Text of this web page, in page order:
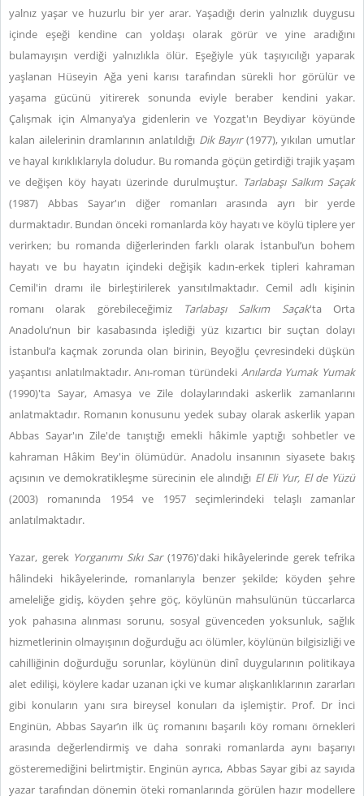
yalnız yaşar ve huzurlu bir yer arar. Yaşadığı derin yalnızlık duygusu
içinde eşeği kendine can yoldaşı olarak görür ve yine aradığını
bulamayışın verdiği yalnızlıkla ölür. Eşeğiyle yük taşıyıcılığı yaparak
yaşlanan Hüseyin Ağa yeni karısı tarafından sürekli hor görülür ve
yaşama gücünü yitirerek sonunda eviyle beraber kendini yakar.
Çalışmak için Almanya’ya gidenlerin ve Yozgat'ın Beydiyar köyünde
kalan ailelerinin dramlarının anlatıldığı Dik Bayır(1977), yıkılan umutlar
ve hayal kırıklıklarıyla doludur. Bu romanda göçün getirdiği trajik yaşam
ve değişen köy hayatı üzerinde durulmuştur. Tarlabaşı Salkım Saçak
(1987) Abbas Sayar'ın diğer romanları arasında ayrı bir yerde
durmaktadır. Bundan önceki romanlarda köy hayatı ve köylü tiplere yer
verirken; bu romanda diğerlerinden farklı olarak İstanbul’un bohem
hayatı ve bu hayatın içindeki değişik kadın-erkek tipleri kahraman
Cemil'in dramı ile birleştirilerek yansıtılmaktadır. Cemil adlı kişinin
romanı olarak görebileceğimiz
Tarlabaşı Salkım Saçak'ta Orta
Anadolu’nun bir kasabasında işlediği yüz kızartıcı bir suçtan dolayı
İstanbul’a kaçmak zorunda olan birinin, Beyoğlu çevresindeki düşkün
yaşantısı anlatılmaktadır. Anı-roman türündeki Anılarda Yumak Yumak
(1990)'ta Sayar, Amasya ve Zile dolaylarındaki askerlik zamanlarını
anlatmaktadır. Romanın konusunu yedek subay olarak askerlik yapan
Abbas Sayar'ın Zile'de tanıştığı emekli hâkimle yaptığı sohbetler ve
kahraman Hâkim Bey'in ölümüdür. Anadolu insanının siyasete bakış
açısının ve demokratikleşme sürecinin ele alındığı El Eli Yur, El de Yüzü
(2003) romanında 1954 ve 1957 seçimlerindeki telaşlı zamanlar
anlatılmaktadır.
Yazar, gerek Yorganımı Sıkı Sar(1976)'daki hikâyelerinde gerek tefrika
hâlindeki hikâyelerinde, romanlarıyla benzer şekilde; köyden şehre
ameleliğe gidiş, köyden şehre göç, köylünün mahsulünün tüccarlarca
yok pahasına alınması sorunu, sosyal güvenceden yoksunluk, sağlık
hizmetlerinin olmayışının doğurduğu acı ölümler, köylünün bilgisizliği ve
cahilliğinin doğurduğu sorunlar, köylünün dinî duygularının politikaya
alet edilişi, köylere kadar uzanan içki ve kumar alışkanlıklarının zararları
gibi konuların yanı sıra bireysel konuları da işlemiştir. Prof. Dr İnci
Enginün, Abbas Sayar’ın ilk üç romanını başarılı köy romanı örnekleri
arasında değerlendirmiş ve daha sonraki romanlarda aynı başarıyı
gösteremediğini belirtmiştir. Enginün ayrıca, Abbas Sayar gibi az sayıda
yazar tarafından dönemin öteki romanlarında görülen hazır modellere